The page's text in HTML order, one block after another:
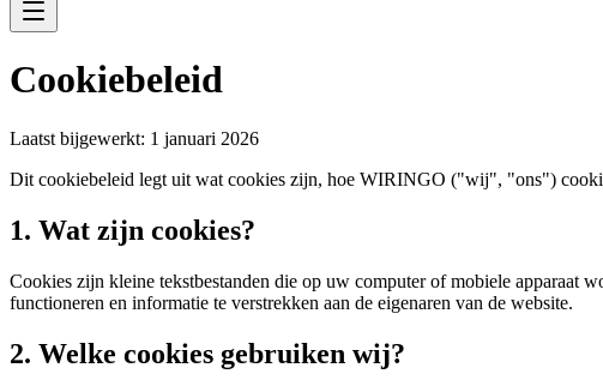
Cookiebeleid
Laatst bijgewerkt: 1 januari 2026
Dit cookiebeleid legt uit wat cookies zijn, hoe WIRINGO ("wij", "ons")
1. Wat zijn cookies?
Cookies zijn kleine tekstbestanden die op uw computer of mobiele apparaat
functioneren en informatie te verstrekken aan de eigenaren van de website.
2. Welke cookies gebruiken wij?